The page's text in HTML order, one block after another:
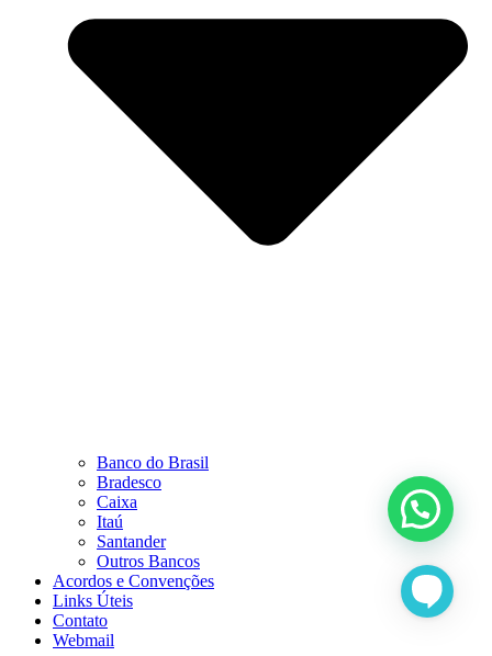
Banco do Brasil
Bradesco
Caixa
Itaú
Santander
Outros Bancos
Acordos e Convenções
Links Úteis
Contato
Webmail